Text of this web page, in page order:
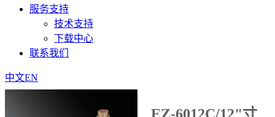
服务支持
技术支持
下载中心
联系我们
中文EN
EZ-6012C/12"寸